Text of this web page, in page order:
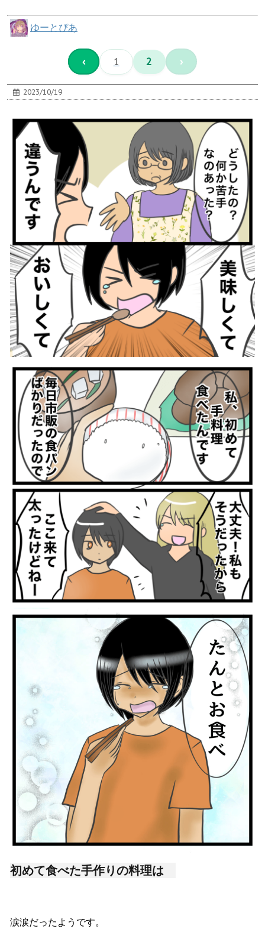
ゆーとぴあ
‹ 1 2 ›
2023/10/19
初めて食べた手作りの料理は
涙涙だったようです。